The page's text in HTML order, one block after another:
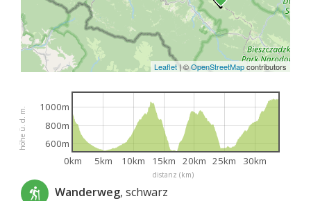
Leaflet|©OpenStreetMapcontributors
distanz (km)
höhe ü. d. m.
0km 5km 10km 15km 20km 25km 30km
600m
800m
1000m
Wanderweg, schwarz